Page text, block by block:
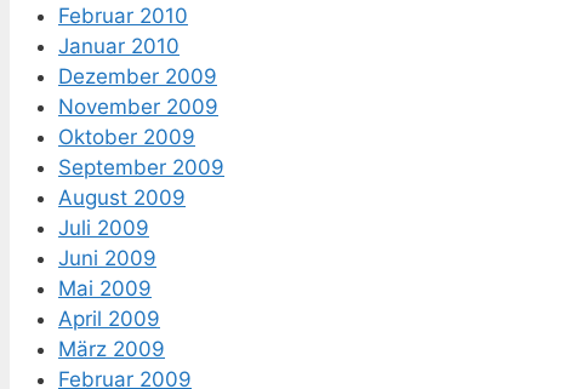
Februar 2010
Januar 2010
Dezember 2009
November 2009
Oktober 2009
September 2009
August 2009
Juli 2009
Juni 2009
Mai 2009
April 2009
März 2009
Februar 2009